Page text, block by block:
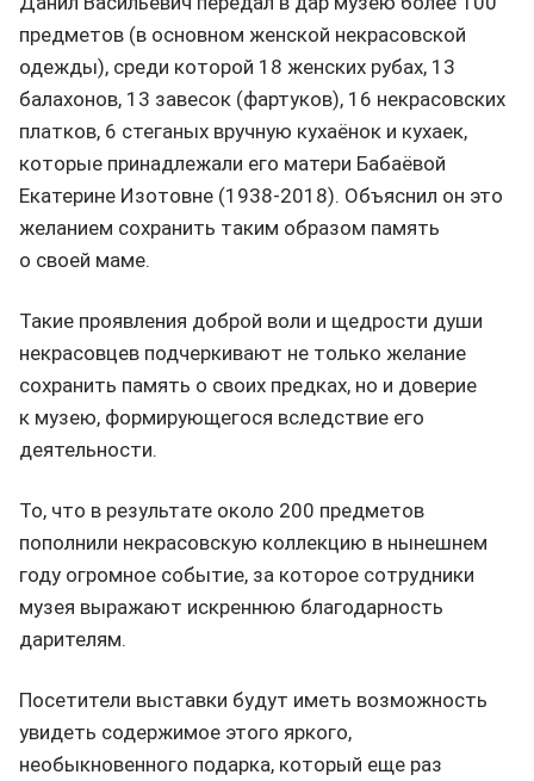
предметов (в основном женской некрасовской
одежды), среди которой 18 женских рубах, 13
балахонов, 13 завесок (фартуков), 16 некрасовских
платков, 6 стеганых вручную кухаёнок и кухаек,
которые принадлежали его матери Бабаёвой
Екатерине Изотовне (1938-2018). Объяснил он это
желанием сохранить таким образом память
о своей маме.
Такие проявления доброй воли и щедрости души
некрасовцев подчеркивают не только желание
сохранить память о своих предках, но и доверие
к музею, формирующегося вследствие его
деятельности.
То, что в результате около 200 предметов
пополнили некрасовскую коллекцию в нынешнем
году огромное событие, за которое сотрудники
музея выражают искреннюю благодарность
дарителям.
Посетители выставки будут иметь возможность
увидеть содержимое этого яркого,
необыкновенного подарка, который еще раз